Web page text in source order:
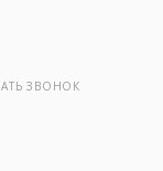
ЗВОНОК